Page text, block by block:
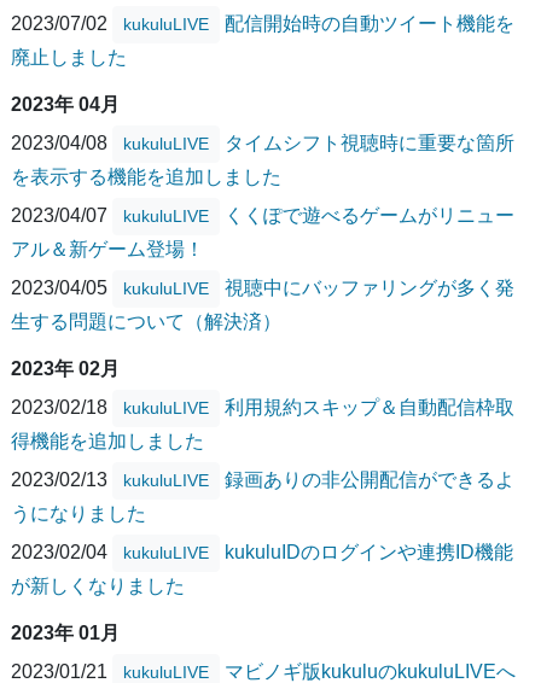
2023/07/02
kukuluLIVE
配信開始時の自動ツイート機能を
廃止しました
2023年 04月
2023/04/08
kukuluLIVE
タイムシフト視聴時に重要な箇所
を表示する機能を追加しました
2023/04/07
kukuluLIVE
くくぽで遊べるゲームがリニュー
アル＆新ゲーム登場！
2023/04/05
kukuluLIVE
視聴中にバッファリングが多く発
生する問題について（解決済）
2023年 02月
2023/02/18
kukuluLIVE
利用規約スキップ＆自動配信枠取
得機能を追加しました
2023/02/13
kukuluLIVE
録画ありの非公開配信ができるよ
うになりました
2023/02/04
kukuluLIVE
kukuluIDのログインや連携ID機能
が新しくなりました
2023年 01月
2023/01/21
kukuluLIVE
マビノギ版kukuluのkukuluLIVEへ